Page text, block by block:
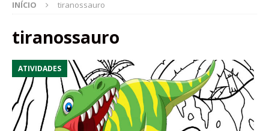
INÍCIO tiranossauro
tiranossauro
ATIVIDADES